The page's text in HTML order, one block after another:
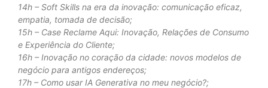
14h – Soft Skills na era da inovação: comunicação eficaz,
empatia, tomada de decisão;
15h – Case Reclame Aqui: Inovação, Relações de Consumo
e Experiência do Cliente;
16h – Inovação no coração da cidade: novos modelos de
negócio para antigos endereços;
17h – Como usar IA Generativa no meu negócio?;